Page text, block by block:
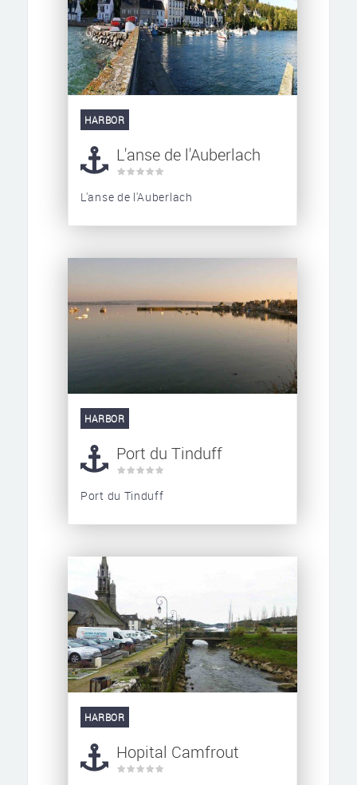
HARBOR
L'anse de l'Auberlach
L'anse de l'Auberlach
HARBOR
Port du Tinduff
Port du Tinduff
HARBOR
Hopital Camfrout